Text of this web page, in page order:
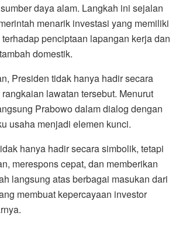
daya alam. Langkah ini sejalan
menarik investasi yang memiliki
penciptaan lapangan kerja dan
domestik.
Presiden tidak hanya hadir secara
lawatan tersebut. Menurut
Prabowo dalam dialog dengan
usaha menjadi elemen kunci.
hanya hadir secara simbolik, tetapi
merespons cepat, dan memberikan
langsung atas berbagai masukan dari
membuat kepercayaan investor